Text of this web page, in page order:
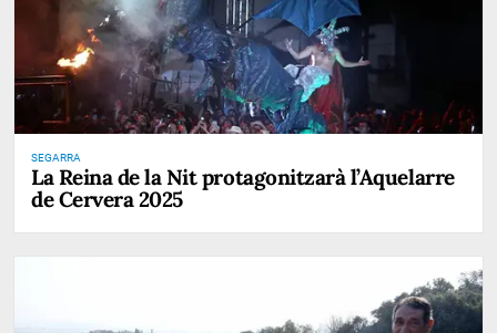
SEGARRA
La Reina de la Nit protagonitzarà l’Aquelarre
de Cervera 2025